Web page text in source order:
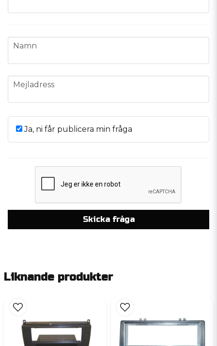
name
Namn
email
Mejladress
Ja, ni får publicera min fråga
Skicka fråga
Liknande produkter